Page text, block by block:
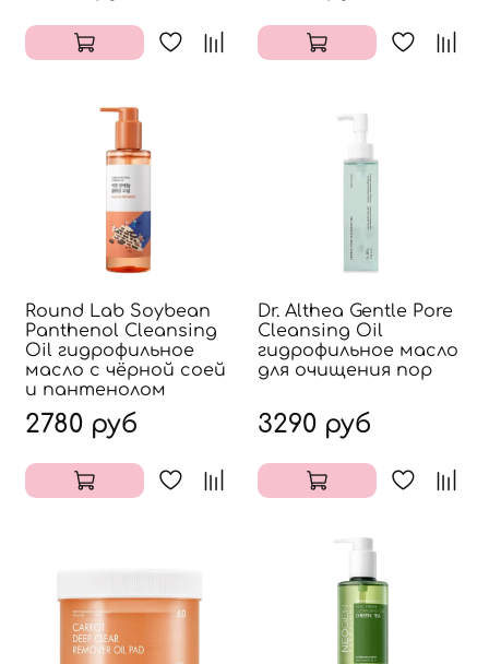
Round Lab Soybean
Panthenol Cleansing
Oil гидрофильное
масло с чёрной соей
и пантенолом
2780 руб
Dr. Althea Gentle Pore
Cleansing Oil
гидрофильное масло
для очищения пор
3290 руб